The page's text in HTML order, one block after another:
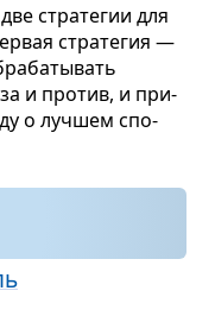
стра­те­гии для
стра­те­гия —
и про­тив, и при­
о луч­шем спо­